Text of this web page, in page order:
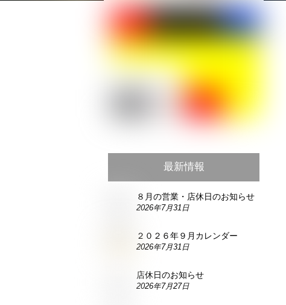
最新情報
８月の営業・店休日のお知らせ
2026年7月31日
２０２６年９月カレンダー
2026年7月31日
店休日のお知らせ
2026年7月27日